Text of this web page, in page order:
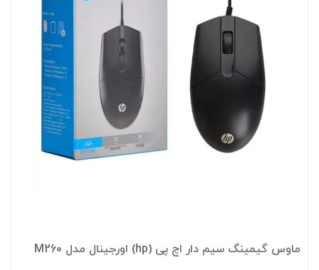
ماوس گیمینگ سیم دار اچ پی (hp) اورجینال مدل M260